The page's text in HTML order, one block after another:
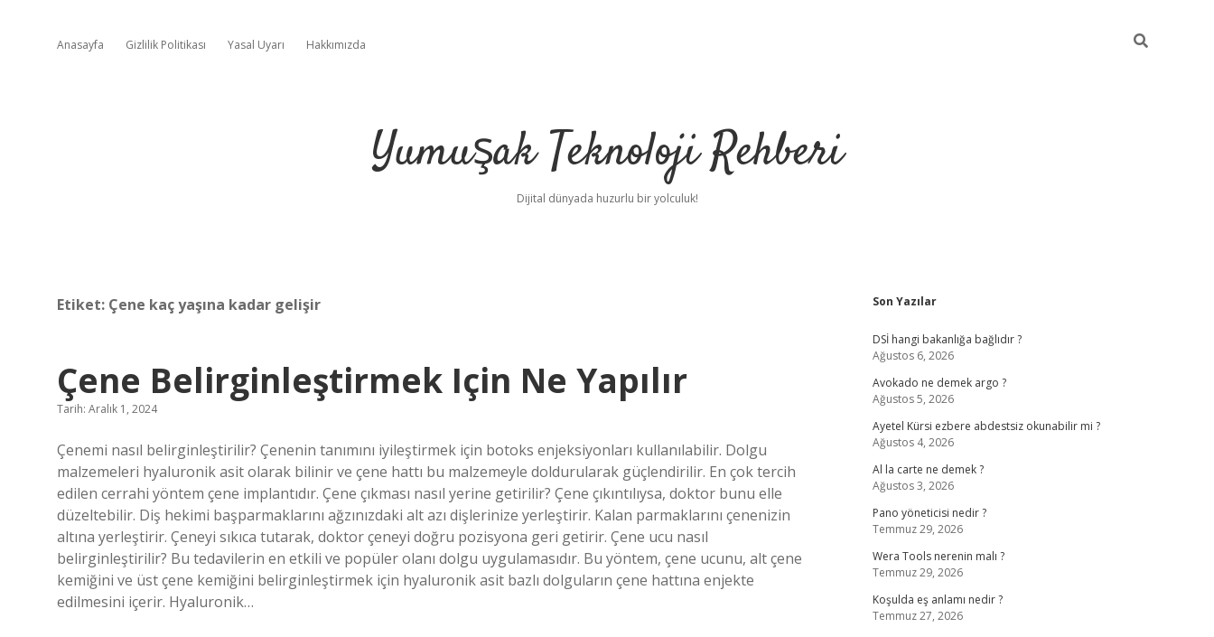
Anasayfa Gizlilik Politikası Yasal Uyarı Hakkımızda
Yumuşak Teknoloji Rehberi
Dijital dünyada huzurlu bir yolculuk!
Etiket: Çene kaç yaşına kadar gelişir
Çene Belirginleştirmek Için Ne Yapılır
Tarih: Aralık 1, 2024
Çenemi nasıl belirginleştirilir? Çenenin tanımını iyileştirmek için botoks enjeksiyonları kullanılabilir. Dolgu
malzemeleri hyaluronik asit olarak bilinir ve çene hattı bu malzemeyle doldurularak güçlendirilir. En çok tercih
edilen cerrahi yöntem çene implantıdır. Çene çıkması nasıl yerine getirilir? Çene çıkıntılıysa, doktor bunu elle
düzeltebilir. Diş hekimi başparmaklarını ağzınızdaki alt azı dişlerinize yerleştirir. Kalan parmaklarını çenenizin
altına yerleştirir. Çeneyi sıkıca tutarak, doktor çeneyi doğru pozisyona geri getirir. Çene ucu nasıl
belirginleştirilir? Bu tedavilerin en etkili ve popüler olanı dolgu uygulamasıdır. Bu yöntem, çene ucunu, alt çene
kemiğini ve üst çene kemiğini belirginleştirmek için hyaluronik asit bazlı dolguların çene hattına enjekte
edilmesini içerir. Hyaluronik…
Sidebar
Son Yazılar
DSİ hangi bakanlığa bağlıdır ?
Ağustos 6, 2026
Avokado ne demek argo ?
Ağustos 5, 2026
Ayetel Kürsi ezbere abdestsiz okunabilir mi ?
Ağustos 4, 2026
Al la carte ne demek ?
Ağustos 3, 2026
Pano yöneticisi nedir ?
Temmuz 29, 2026
Wera Tools nerenin malı ?
Temmuz 29, 2026
Koşulda eş anlamı nedir ?
Temmuz 27, 2026